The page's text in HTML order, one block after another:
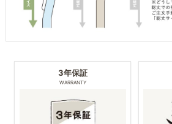
3年保証
WARRANTY